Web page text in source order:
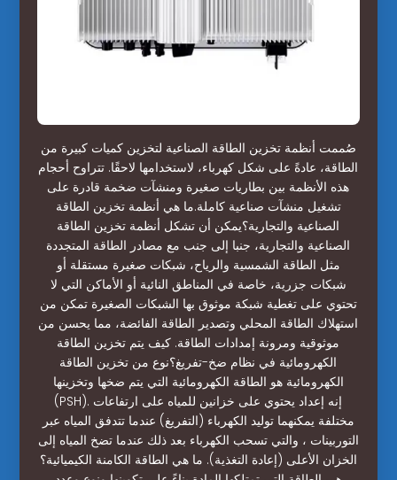
صُممت أنظمة تخزين الطاقة الصناعية لتخزين كميات كبيرة من
الطاقة، عادةً على شكل كهرباء، لاستخدامها لاحقًا. تتراوح أحجام
هذه الأنظمة بين بطاريات صغيرة ومنشآت ضخمة قادرة على
تشغيل منشآت صناعية كاملة.ما هي أنظمة تخزين الطاقة
الصناعية والتجارية؟يمكن أن تشكل أنظمة تخزين الطاقة
الصناعية والتجارية، جنبا إلى جنب مع مصادر الطاقة المتجددة
مثل الطاقة الشمسية والرياح، شبكات صغيرة مستقلة أو
شبكات جزرية، خاصة في المناطق النائية أو الأماكن التي لا
تحتوي على تغطية شبكة موثوق بها الشبكات الصغيرة تمكن من
استهلاك الطاقة المحلي وتصدير الطاقة الفائضة، مما يحسن من
موثوقية ومرونة إمدادات الطاقة. كيف يتم تخزين الطاقة
الكهرومائية في نظام ضخ-تفريغ؟نوع من تخزين الطاقة
الكهرومائية هو الطاقة الكهرومائية التي يتم ضخها وتخزينها
(PSH). إنه إعداد يحتوي على خزانين للمياه على ارتفاعات
مختلفة يمكنهما توليد الكهرباء (التفريغ) عندما تتدفق المياه عبر
التوربينات ، والتي تسحب الكهرباء بعد ذلك عندما تضخ المياه إلى
الخزان الأعلى (إعادة التغذية). ما هي الطاقة الكامنة الكيميائية؟